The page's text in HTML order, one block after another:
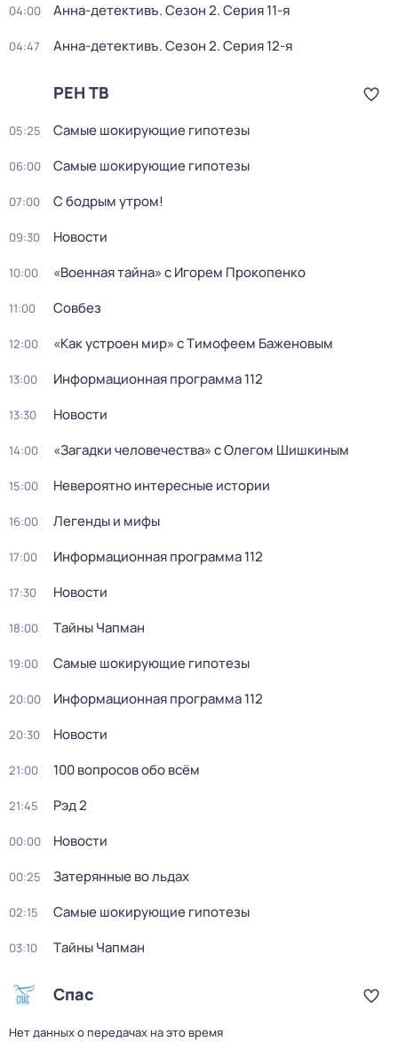
04:00 Анна-детективъ. Сезон 2. Серия 11-я
04:47 Анна-детективъ. Сезон 2. Серия 12-я
РЕН ТВ
05:25 Самые шoкиpующие гипотезы
06:00 Самые шoкиpующие гипотезы
07:00 С бодрым утром!
09:30 Новости
10:00 «Военная тайна» с Игорем Прокопенко
11:00 Совбез
12:00 «Как устроен мир» с Тимофеем Баженовым
13:00 Информационная программа 112
13:30 Новости
14:00 «Загадки человечества» с Олегом Шишкиным
15:00 Невероятно интересные истории
16:00 Легенды и мифы
17:00 Информационная программа 112
17:30 Новости
18:00 Тaйны Чапман
19:00 Самые шoкиpующие гипотезы
20:00 Информационная программа 112
20:30 Новости
21:00 100 вопросов обо всём
21:45 Рэд 2
00:00 Новости
00:25 Затерянные во льдах
02:15 Самые шoкиpующие гипотезы
03:10 Тaйны Чапман
Спас
Нет данных о передачах на это время